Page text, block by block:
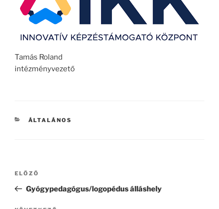
Tamás Roland
intézményvezető
KATEGÓRIÁK
ÁLTALÁNOS
Bejegyzés
Korábbi
bejegyzés
ELŐZŐ
Gyógypedagógus/logopédus álláshely